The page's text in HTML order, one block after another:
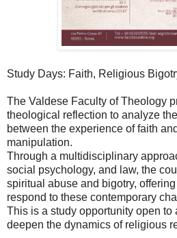
Study Days: Faith, Religious
The Valdese Faculty of Theology
theological reflection to analyze
between the experience of faith
manipulation.
Through a multidisciplinary
social psychology, and law, the
spiritual abuse and bigotry,
respond to these contemporary
This is a study opportunity open to
deepen the dynamics of religious